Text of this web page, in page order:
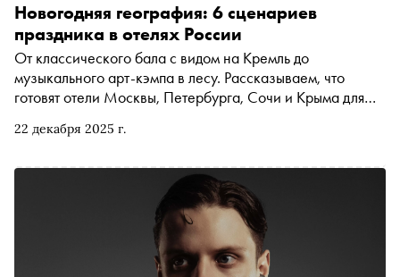
22 декабря 2025 г.
Новогодняя география: 6 сценариев
праздника в отелях России
От классического бала с видом на Кремль до
музыкального арт-кэмпа в лесу. Рассказываем, что
готовят отели Москвы, Петербурга, Сочи и Крыма для